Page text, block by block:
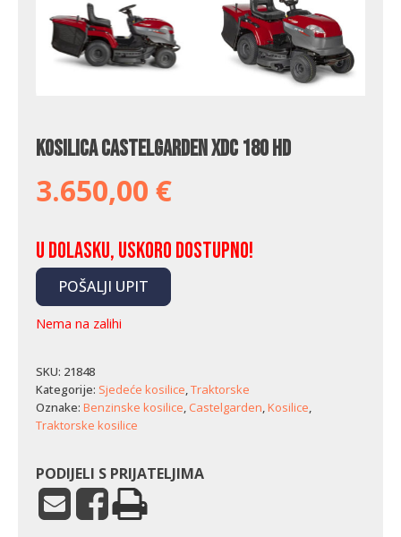
Kosilica Castelgarden XDC 180 HD
3.650,00 €
U dolasku, uskoro dostupno!
POŠALJI UPIT
Nema na zalihi
SKU: 21848
Kategorije: Sjedeće kosilice,Traktorske
Oznake: Benzinske kosilice, Castelgarden,Kosilice,
Traktorske kosilice
PODIJELI S PRIJATELJIMA